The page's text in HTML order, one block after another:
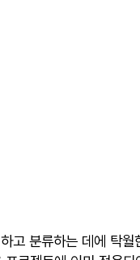
분류하는 데에 탁월